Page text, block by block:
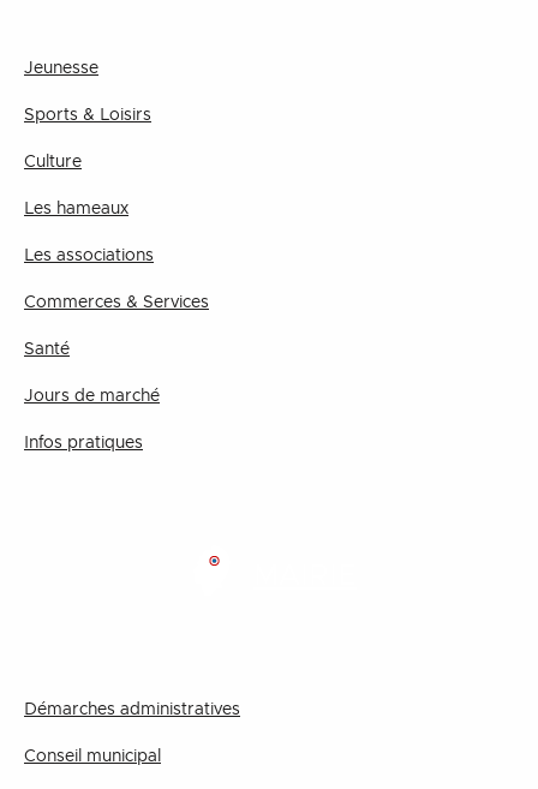
Jeunesse
Sports & Loisirs
Culture
Les hameaux
Les associations
Commerces & Services
Santé
Jours de marché
Infos pratiques
Démarches administratives
Conseil municipal